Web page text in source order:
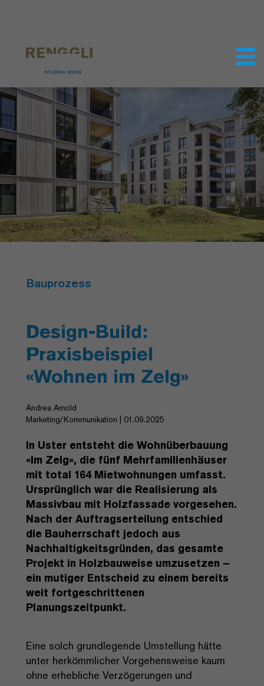
Bauprozess
Design-Build:
Praxisbeispiel
«Wohnen im Zelg»
Andrea Arnold
Marketing/Kommunikation | 01.09.2025
In Uster entsteht die Wohnüberbauung
«Im Zelg», die fünf Mehrfamilienhäuser
mit total 164 Mietwohnungen umfasst.
Ursprünglich war die Realisierung als
Massivbau mit Holzfassade vorgesehen.
Nach der Auftragserteilung entschied
die Bauherrschaft jedoch aus
Nachhaltigkeitsgründen, das gesamte
Projekt in Holzbauweise umzusetzen –
ein mutiger Entscheid zu einem bereits
weit fortgeschrittenen
Planungszeitpunkt.
Eine solch grundlegende Umstellung hätte
unter herkömmlicher Vorgehensweise kaum
ohne erhebliche Verzögerungen und